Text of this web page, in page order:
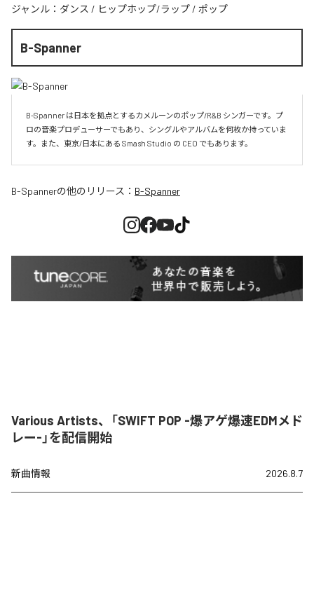
ジャンル： ダンス / ヒップホップ/ラップ / ポップ
B-Spanner
B-Spanner は日本を拠点とするカメルーンのポップ/R&B シンガーです。プ
ロの音楽プロデューサーでもあり、シングルやアルバムを何枚か持っていま
す。また、東京/日本にある Smash Studio の CEO でもあります。
B-Spannerの他のリリース： B-Spanner
Various Artists、「SWIFT POP -爆アゲ爆速EDMメド
レー-」を配信開始
新曲情報 2026.8.7